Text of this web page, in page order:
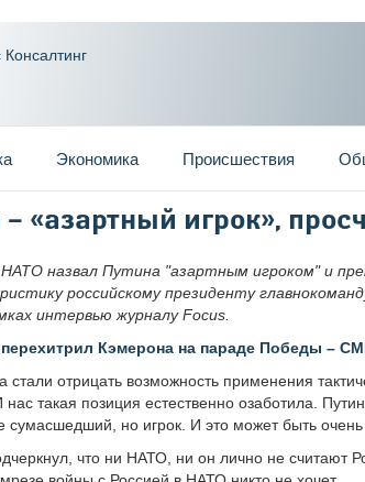
меню
Экономика Происшествия
– «азартный игрок»,
НАТО назвал Путина "азартным игроком" и
российскому президенту
интервью журналу Focus.
перехитрил Кэмерона на параде Победы –
стали отрицать возможность применения
такая позиция естественно озаботила.
сумасшедший, но игрок. И это может быть
что ни НАТО, ни он лично не считают